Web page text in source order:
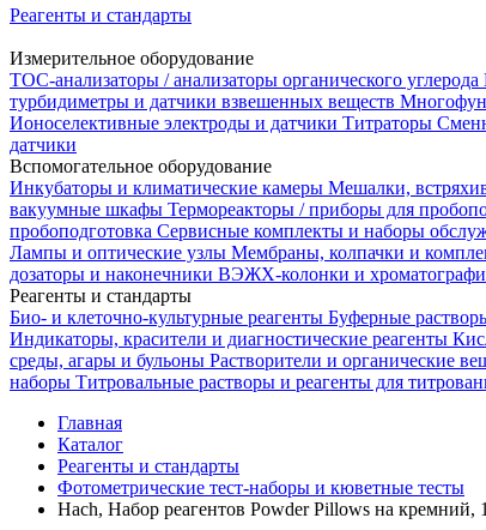
Реагенты и стандарты
Измерительное оборудование
TOC-анализаторы / анализаторы органического углерода
турбидиметры и датчики взвешенных веществ
Ионоселективные электроды и датчики Титраторы
датчики
Вспомогательное оборудование
Инкубаторы и климатические камеры Мешалки,
вакуумные шкафы Термореакторы / приборы для
пробоподготовка Сервисные комплекты и наборы
Лампы и оптические узлы Мембраны, колпачки и
дозаторы и наконечники ВЭЖХ-колонки и
Реагенты и стандарты
Био- и клеточно-культурные реагенты Буферные
Индикаторы, красители и диагностические реагенты
среды, агары и бульоны Растворители и органические
наборы Титровальные растворы и реагенты для
Главная
Каталог
Реагенты и стандарты
Фотометрические тест-наборы и кюветные тесты
Hach, Набор реагентов Powder Pillows на кремний,